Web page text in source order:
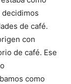
de café.
con
de café. Ese
como